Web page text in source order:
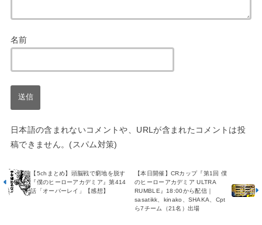
名前
日本語の含まれないコメントや、URLが含まれたコメントは投
稿できません。(スパム対策)
【本日開催】CRカップ『第1回 僕
のヒーローアカデミア ULTRA
RUMBLE』18:00から配信｜
sasatikk、kinako、SHAKA、Cpt
ら7チーム（21名）出場
【5chまとめ】頭脳戦で窮地を脱す
『僕のヒーローアカデミア』第414
話「オーバーレイ」【感想】